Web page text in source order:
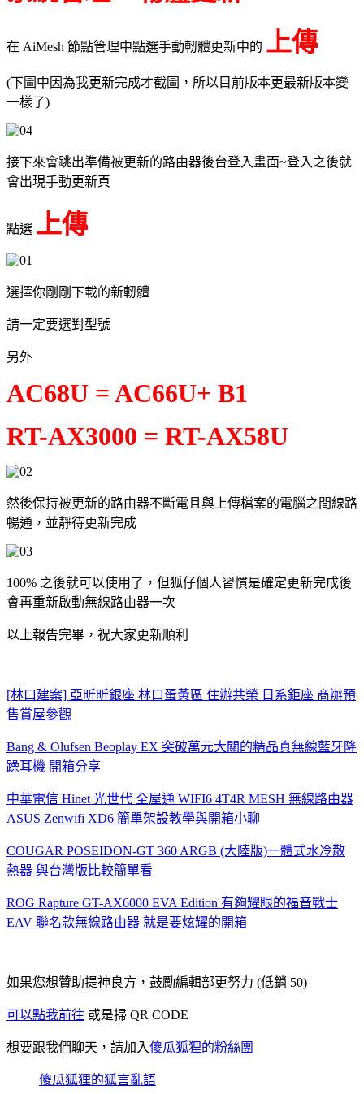
在 AiMesh 節點管理中點選手動軔體更新中的 上傳
(下圖中因為我更新完成才截圖，所以目前版本更最新版本變
一樣了)
接下來會跳出準備被更新的路由器後台登入畫面~登入之後就
會出現手動更新頁
點選 上傳
選擇你剛剛下載的新軔體
請一定要選對型號
另外
AC68U = AC66U+ B1
RT-AX3000 = RT-AX58U
然後保持被更新的路由器不斷電且與上傳檔案的電腦之間線路
暢通，並靜待更新完成
100% 之後就可以使用了，但狐仔個人習慣是確定更新完成後
會再重新啟動無線路由器一次
以上報告完畢，祝大家更新順利
[林口建案] 亞昕昕銀座 林口蛋黃區 住辦共榮 日系鉅座 商辦預
售賞屋參觀
Bang & Olufsen Beoplay EX 突破萬元大關的精品真無線藍牙降
躁耳機 開箱分享
中華電信 Hinet 光世代 全屋通 WIFI6 4T4R MESH 無線路由器
ASUS Zenwifi XD6 簡單架設教學與開箱小聊
COUGAR POSEIDON-GT 360 ARGB (大陸版)一體式水冷散
熱器 與台灣版比較簡單看
ROG Rapture GT-AX6000 EVA Edition 有夠耀眼的福音戰士
EAV 聯名款無線路由器 就是要炫耀的開箱
如果您想贊助提神良方，鼓勵編輯部更努力 (低銷 50)
可以點我前往 或是掃 QR CODE
想要跟我們聊天，請加入傻瓜狐狸的粉絲團
傻瓜狐狸的狐言亂語